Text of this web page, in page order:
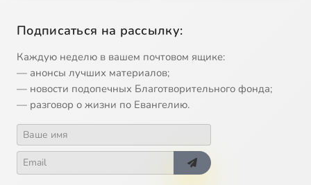
Подписаться на рассылку:
Каждую неделю в вашем почтовом ящике:
— анонсы лучших материалов;
— новости подопечных Благотворительного фонда;
— разговор о жизни по Евангелию.